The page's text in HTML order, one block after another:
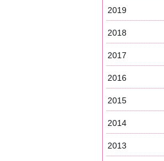
2019
2018
2017
2016
2015
2014
2013